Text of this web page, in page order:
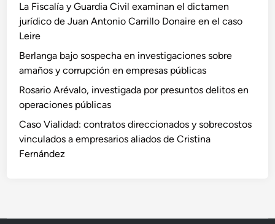
La Fiscalía y Guardia Civil examinan el dictamen
jurídico de Juan Antonio Carrillo Donaire en el caso
Leire
Berlanga bajo sospecha en investigaciones sobre
amaños y corrupción en empresas públicas
Rosario Arévalo, investigada por presuntos delitos en
operaciones públicas
Caso Vialidad: contratos direccionados y sobrecostos
vinculados a empresarios aliados de Cristina
Fernández